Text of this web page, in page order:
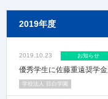
2019年度
2019.10.23 お知らせ
優秀学生に佐藤重遠奨学
学校法人 目白学園